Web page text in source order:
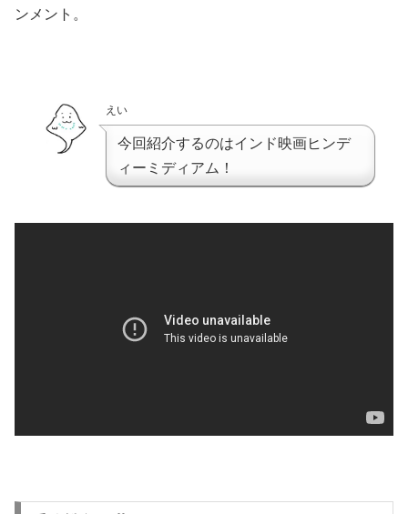
ンメント。
えい
今回紹介するのはインド映画ヒンデ
ィーミディアム！